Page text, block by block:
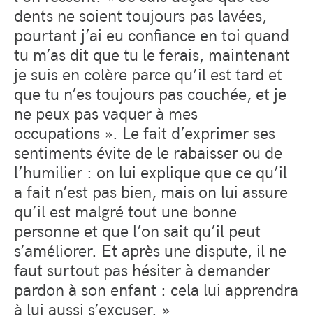
dents ne soient toujours pas lavées,
pourtant j’ai eu confiance en toi quand
tu m’as dit que tu le ferais, maintenant
je suis en colère parce qu’il est tard et
que tu n’es toujours pas couchée, et je
ne peux pas vaquer à mes
occupations ». Le fait d’exprimer ses
sentiments évite de le rabaisser ou de
l’humilier : on lui explique que ce qu’il
a fait n’est pas bien, mais on lui assure
qu’il est malgré tout une bonne
personne et que l’on sait qu’il peut
s’améliorer. Et après une dispute, il ne
faut surtout pas hésiter à demander
pardon à son enfant : cela lui apprendra
à lui aussi s’excuser. »